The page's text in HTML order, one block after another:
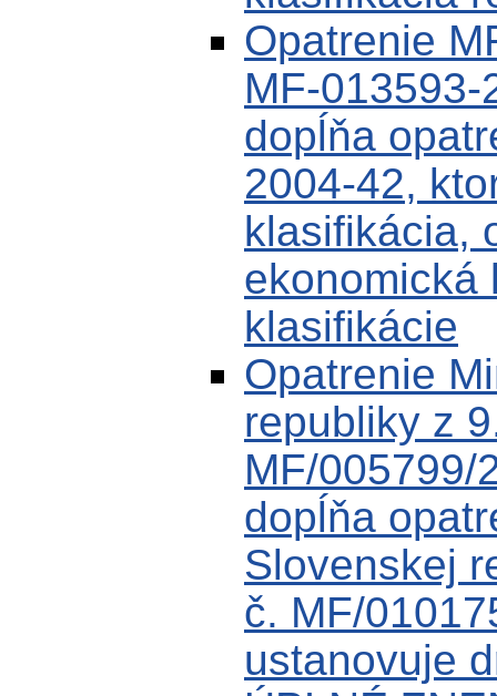
Opatrenie
MF-
dopĺňa
2004-42,
klasifikácia,
ekonomická
klasifikácie
Opatrenie
republiky z
MF/005799/
dopĺňa
Slovenskej
č. MF/
ustanovuje